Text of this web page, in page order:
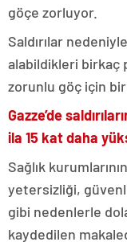
göçe zorluyor.
Saldırılar
alabildikleri birkaç
zorunlu göç için
Gazze’de
ila 15 kat daha
Sağlık
yetersizliği, güvenli
gibi nedenlerle
kaydedilen